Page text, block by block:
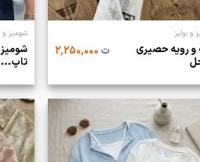
و بولیز
و رویه حصیری
ت
شومیز و
تاپ...